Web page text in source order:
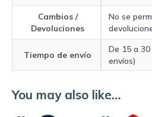
Cambios /
Devoluciones
No se
Tiempo de envío
De 15 a
envíos)
You may also like…